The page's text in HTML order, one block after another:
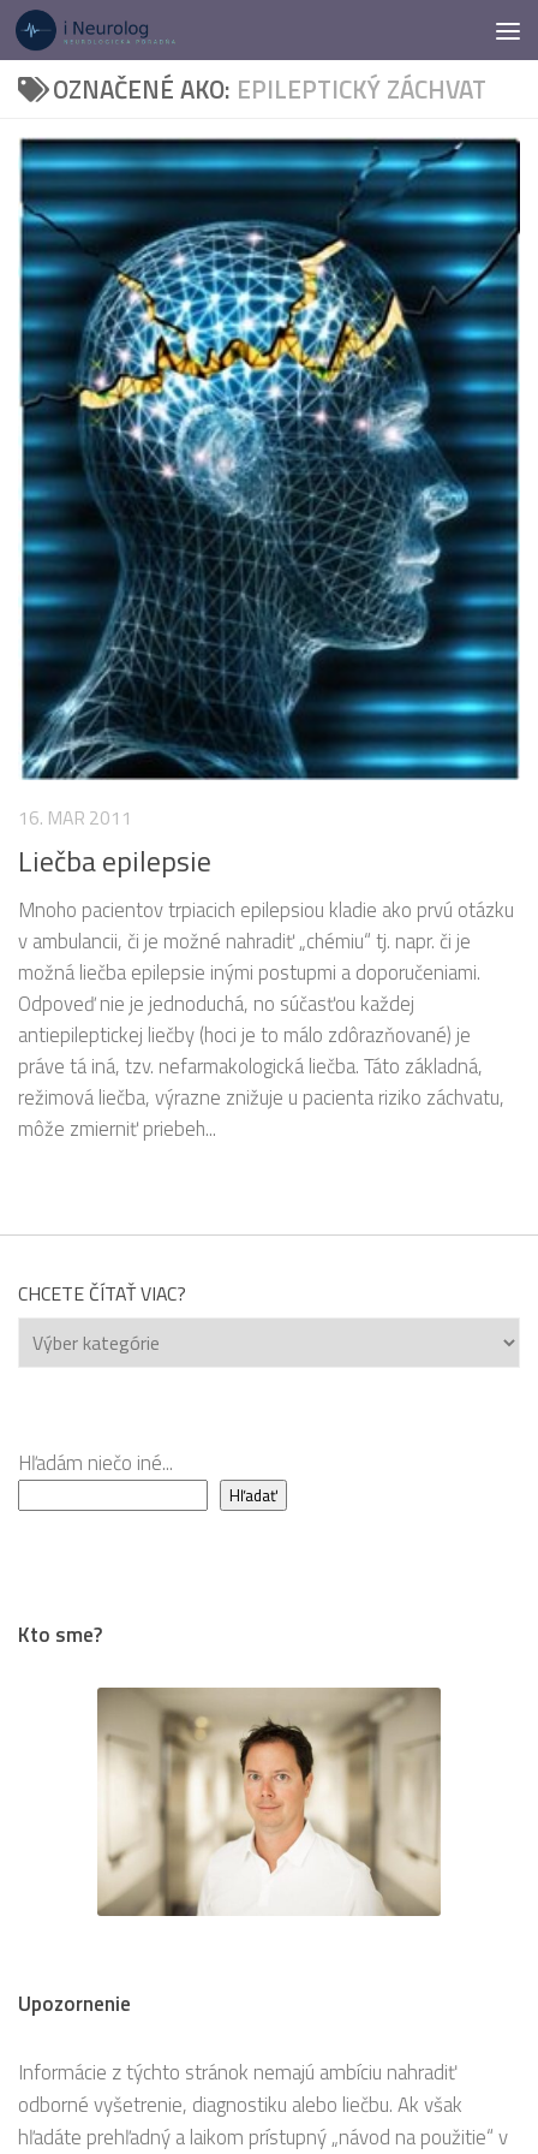
Preskočiť na obsah
OZNAČENÉ AKO: EPILEPTICKÝ ZÁCHVAT
16. MAR 2011
Liečba epilepsie
Mnoho pacientov trpiacich epilepsiou kladie ako prvú otázku
v ambulancii, či je možné nahradiť „chémiu“ tj. napr. či je
možná liečba epilepsie inými postupmi a doporučeniami.
Odpoveď nie je jednoduchá, no súčasťou každej
antiepileptickej liečby (hoci je to málo zdôrazňované) je
práve tá iná, tzv. nefarmakologická liečba. Táto základná,
režimová liečba, výrazne znižuje u pacienta riziko záchvatu,
môže zmierniť priebeh...
CHCETE ČÍTAŤ VIAC?
Chcete
čítať
Hľadám niečo iné...
Hľadať
Kto sme?
Upozornenie
Informácie z týchto stránok nemajú ambíciu nahradiť
odborné vyšetrenie, diagnostiku alebo liečbu. Ak však
hľadáte prehľadný a laikom prístupný „návod na použitie“ v